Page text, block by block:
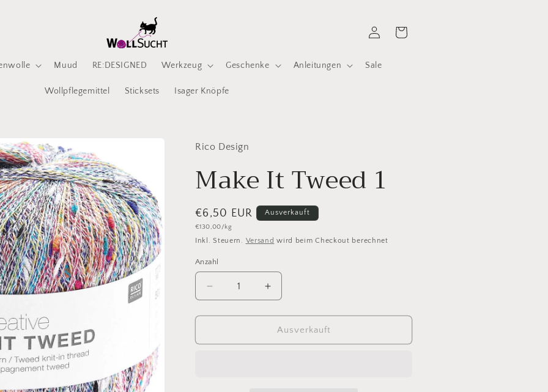
Muud RE:DESIGNED Werkzeug Geschenke Anleitungen Sale
Wollpflegemittel Sticksets Isager Knöpfe
EinloggenWarenkorb
Rico Design
Make It Tweed 1
Normaler
Preis
€6,50 EUR
Grundpreis
€130,00/kg
Ausverkauft
Inkl. Steuern. Versand wird beim Checkout berechnet
Anzahl
Anzahl
Verringere
die
Menge
Make
Erhöhe
die
Menge
für
Make
Ausverkauft